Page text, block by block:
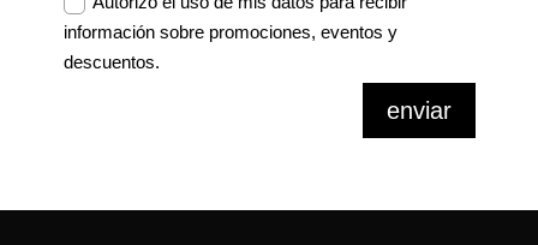
información sobre promociones, eventos y
descuentos.
enviar